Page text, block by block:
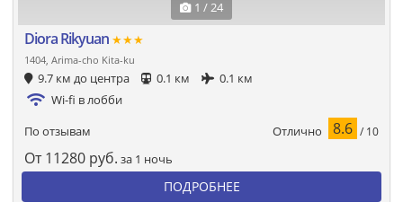
1 / 24
Diora Rikyuan ★★★
1404, Arima-cho Kita-ku
9.7 км до центра 0.1 км
0.1 км
Wi-fi в лобби
По отзывам Отлично 8.6 / 10
От 11280 руб. за 1 ночь
ПОДРОБНЕЕ